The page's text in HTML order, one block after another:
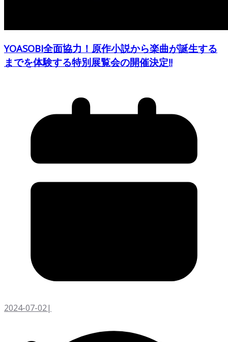
YOASOBI全面協力！原作小説から楽曲が誕生する
までを体験する特別展覧会の開催決定!!
2024-07-02|